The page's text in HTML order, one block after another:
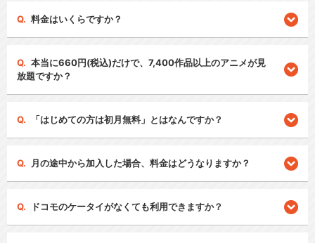
料金はいくらですか？
本当に660円(税込)だけで、7,400作品以上のアニメが見
放題ですか？
「はじめての方は初月無料」とはなんですか？
月の途中から加入した場合、料金はどうなりますか？
ドコモのケータイがなくても利用できますか？